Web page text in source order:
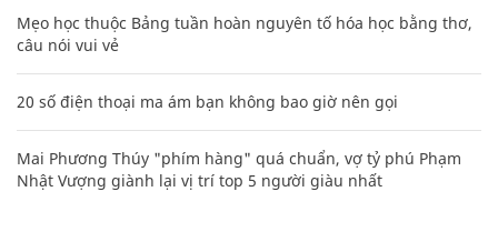
Mẹo học thuộc Bảng tuần hoàn nguyên tố hóa học bằng thơ,
câu nói vui vẻ
20 số điện thoại ma ám bạn không bao giờ nên gọi
Mai Phương Thúy "phím hàng" quá chuẩn, vợ tỷ phú Phạm
Nhật Vượng giành lại vị trí top 5 người giàu nhất